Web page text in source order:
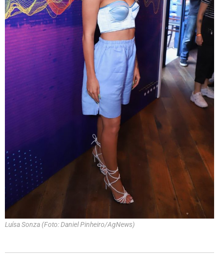
Luísa Sonza (Foto: Daniel Pinheiro/AgNews)